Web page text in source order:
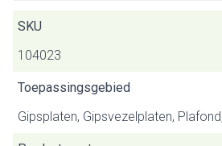
SKU
104023
Toepassingsgebied
Gipsplaten, Gipsvezelplaten,